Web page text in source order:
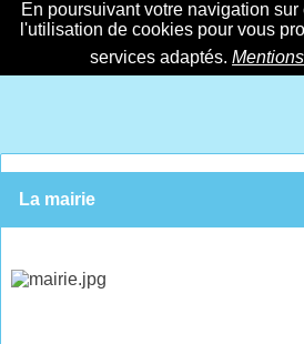
En poursuivant votre navigation
l'utilisation de cookies pour vous
services adaptés.
La mairie